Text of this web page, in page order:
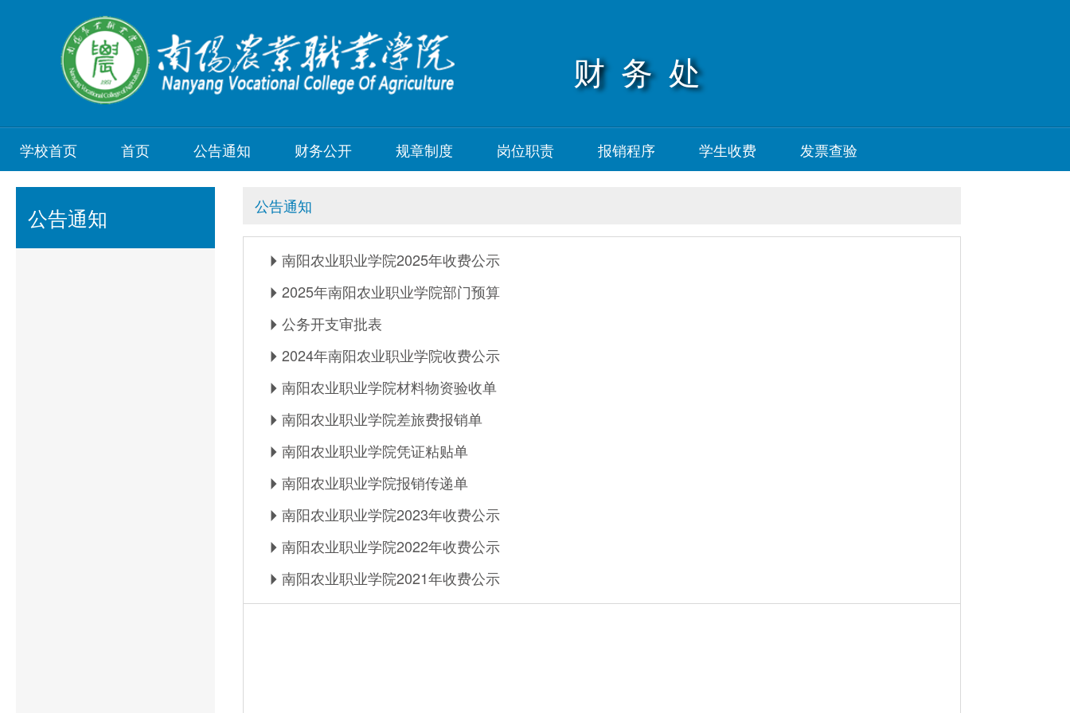
财务处
学校首页 首页 公告通知 财务公开 规章制度 岗位职责 报销程序 学生收费 发票查验
公告通知 公告通知
南阳农业职业学院2025年收费公示
2025年南阳农业职业学院部门预算
公务开支审批表
2024年南阳农业职业学院收费公示
南阳农业职业学院材料物资验收单
南阳农业职业学院差旅费报销单
南阳农业职业学院凭证粘贴单
南阳农业职业学院报销传递单
南阳农业职业学院2023年收费公示
南阳农业职业学院2022年收费公示
南阳农业职业学院2021年收费公示